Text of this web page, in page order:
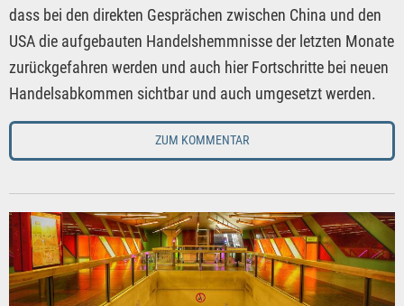
dass bei den direkten Gesprächen zwischen China und den
USA die aufgebauten Handelshemmnisse der letzten Monate
zurückgefahren werden und auch hier Fortschritte bei neuen
Handelsabkommen sichtbar und auch umgesetzt werden.
ZUM KOMMENTAR